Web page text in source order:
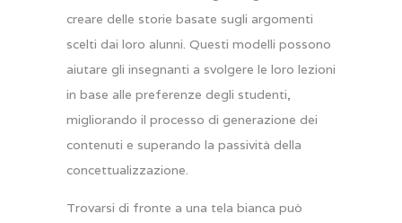
creare delle storie basate sugli argomenti
scelti dai loro alunni. Questi modelli possono
aiutare gli insegnanti a svolgere le loro lezioni
in base alle preferenze degli studenti,
migliorando il processo di generazione dei
contenuti e superando la passività della
concettualizzazione.
Trovarsi di fronte a una tela bianca può